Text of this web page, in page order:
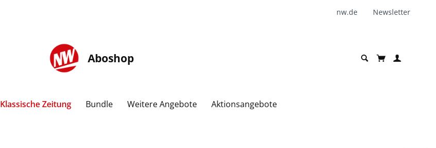
nw.de Newsletter
Aboshop
Klassische Zeitung Bundle Weitere Angebote Aktionsangebote